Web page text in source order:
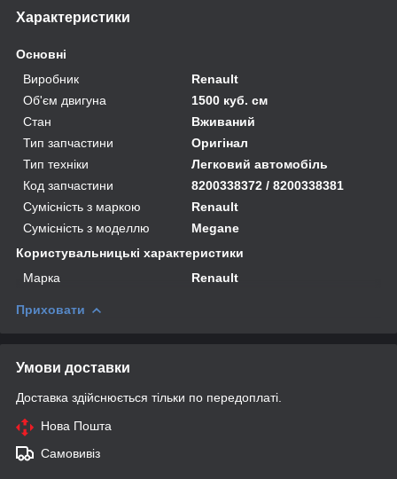
Характеристики
Основні
Виробник
Renault
Об'єм двигуна
1500 куб. см
Стан
Вживаний
Тип запчастини
Оригінал
Тип техніки
Легковий автомобіль
Код запчастини
8200338372 / 8200338381
Сумісність з маркою
Renault
Сумісність з моделлю
Megane
Користувальницькі характеристики
Марка
Renault
Приховати
Умови доставки
Доставка здійснюється тільки по передоплаті.
Нова Пошта
Самовивіз